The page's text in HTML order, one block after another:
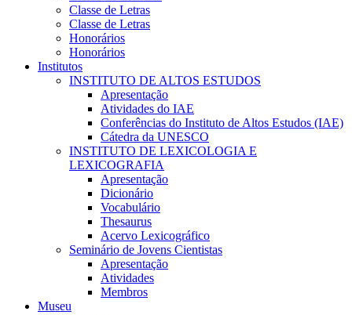
Classe de Letras
Classe de Letras
Honorários
Honorários
Institutos
INSTITUTO DE ALTOS ESTUDOS
Apresentação
Atividades do IAE
Conferências do Instituto de Altos Estudos (IAE)
Cátedra da UNESCO
INSTITUTO DE LEXICOLOGIA E
LEXICOGRAFIA
Apresentação
Dicionário
Vocabulário
Thesaurus
Acervo Lexicográfico
Seminário de Jovens Cientistas
Apresentação
Atividades
Membros
Museu